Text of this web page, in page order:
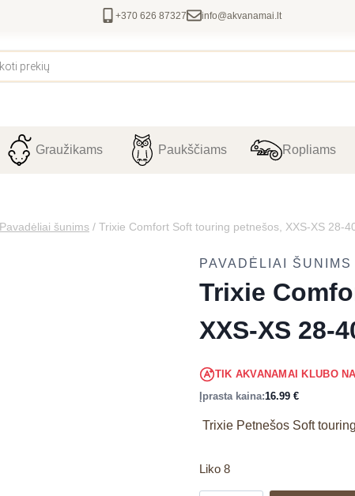
+370 626 87327 info@akvanamai.lt
Graužikams Paukščiams Ropliams
Pavadėliai šunims / Trixie Comfort Soft touring petnešos, XXS-XS 28-
PAVADĖLIAI ŠUNIMS
Trixie
XXS-XS 28-
TIK AKVANAMAI KLUBO
Įprasta kaina:16.99 €
Trixie Petnešos Soft touring
Liko 8